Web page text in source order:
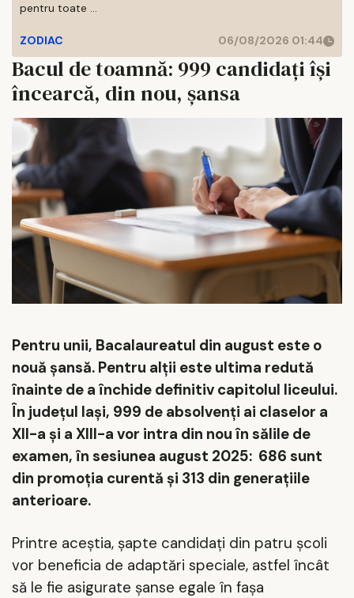
pentru toate ...
ZODIAC 06/08/2026 01:44
Bacul de toamnă: 999 candidaţi îşi
încearcă, din nou, şansa
Pentru unii, Bacalaureatul din august este o
nouă şansă. Pentru alţii este ultima redută
înainte de a închide definitiv capitolul liceului.
În judeţul Iaşi, 999 de absolvenţi ai claselor a
XII-a şi a XIII-a vor intra din nou în sălile de
examen, în sesiunea august 2025: 686 sunt
din promoţia curentă şi 313 din generaţiile
anterioare.
Printre aceştia, şapte candidaţi din patru şcoli
vor beneficia de adaptări speciale, astfel încât
să le fie asigurate şanse egale în faşa